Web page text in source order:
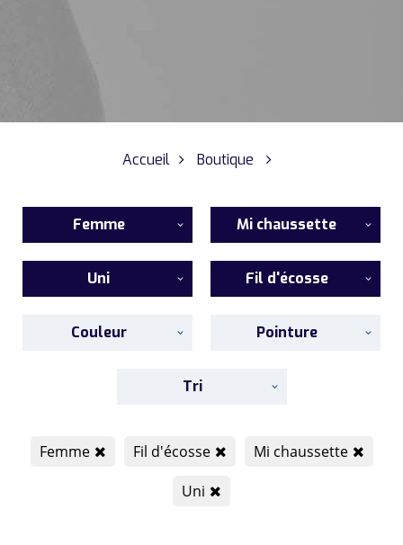
Accueil Boutique
Femme Mi chaussette
Uni Fil d'écosse
Couleur Pointure
Tri
Femme Fil d'écosse
Mi chaussette
Uni